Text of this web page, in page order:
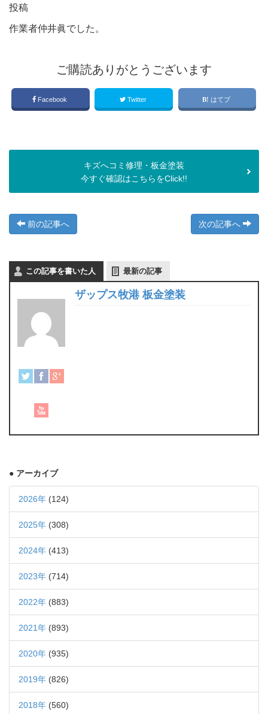
投稿
作業者仲井眞でした。
ご購読ありがとうございます
Facebook Twitter はてブ
キズへコミ修理・板金塗装
今すぐ確認はこちらをClick!!
前の記事へ 次の記事へ
この記事を書いた人 最新の記事
ザップス牧港 板金塗装
● アーカイブ
2026年 (124)
2025年 (308)
2024年 (413)
2023年 (714)
2022年 (883)
2021年 (893)
2020年 (935)
2019年 (826)
2018年 (560)